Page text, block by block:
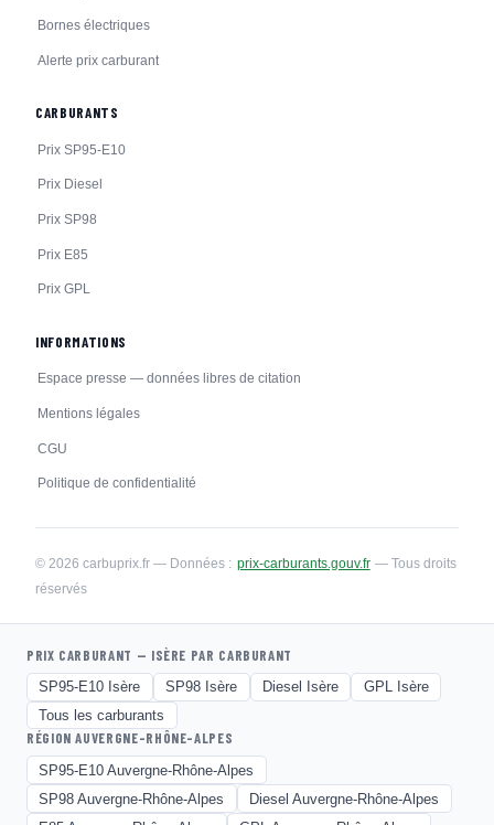
Bornes électriques
Alerte prix carburant
CARBURANTS
Prix SP95-E10
Prix Diesel
Prix SP98
Prix E85
Prix GPL
INFORMATIONS
Espace presse — données libres de citation
Mentions légales
CGU
Politique de confidentialité
© 2026 carbuprix.fr — Données : prix-carburants.gouv.fr — Tous droits
réservés
PRIX CARBURANT — ISÈRE PAR CARBURANT
SP95-E10 Isère SP98 Isère Diesel Isère
GPL Isère
Tous les carburants
RÉGION AUVERGNE-RHÔNE-ALPES
SP95-E10 Auvergne-Rhône-Alpes
SP98 Auvergne-Rhône-Alpes
Diesel Auvergne-Rhône-Alpes